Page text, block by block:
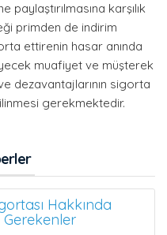
paylaştırılmasına karşılık
primden de indirim
ettirenin hasar anında
muafiyet ve müşterek
dezavantajlarının sigorta
gerekmektedir.
Hakkında
Gerekenler